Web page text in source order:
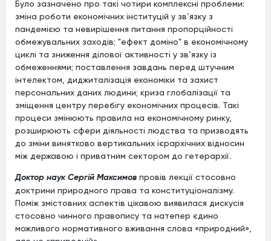
Було зазначено про такі чотири комплексні проблеми:
зміна роботи економічних інституцій у зв’язку з
пандемією та невирішення питання пропорційності
обмежувальних заходів; "ефект доміно" в економічному
циклі та зниження ділової активності у зв’язку із
обмеженнями; поставлення завдань перед штучним
інтелектом, диджиталізація економіки та захист
персональних даних людини; криза глобалізації та
зміщення центру перебігу економічних процесів. Такі
процеси змінюють правила на економічному ринку,
розширюють сфери діяльності людства та призводять
до зміни винятково вертикальних ієрархічних відносин
між державою і приватним сектором до гетерархії.
Доктор наук Сергій Максимов провів лекції стосовно
доктрини природного права та конституціоналізму.
Поміж змістовних аспектів цікавою виявилася дискусія
стосовно чинного правопису та натепер єдино
можливого нормативного вживання слова «природний»,